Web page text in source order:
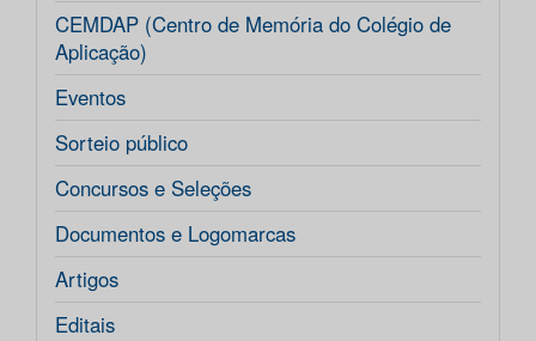
CEMDAP (Centro de Memória do Colégio de
Aplicação)
Eventos
Sorteio público
Concursos e Seleções
Documentos e Logomarcas
Artigos
Editais